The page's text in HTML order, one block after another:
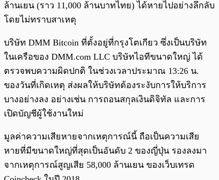
ล้านเยน (ราว 11,000 ล้านบาทไทย) ได้หายไปอย่างลึกลับ
โดยไม่ทราบสาเหตุ
บริษัท DMM Bitcoin ที่ตั้งอยู่ที่กรุงโตเกียว ซึ่งเป็นบริษัท
ในเครือของ DMM.com LLC บริษัทไอทีขนาดใหญ่ ได้
ตรวจพบความผิดปกติ ในช่วงเวลาประมาณ 13:26 น.
ของวันที่เกิดเหตุ ส่งผลให้บริษัทต้องระงับการให้บริการ
บางอย่างลง อย่างเช่น การถอนสกุลเงินดิจิทัล และการ
เปิดบัญชีผู้ใช้งานใหม่
มูลค่าความเสียหายจากเหตุการณ์นี้ ถือเป็นความเสีย
หายที่มีขนาดใหญ่ที่สุดเป็นอันดับ 2 ของญี่ปุ่น รองลงมา
จากเหตุการณ์สูญเสีย 58,000 ล้านเยน ของเว็บเทรด